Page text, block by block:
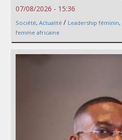
07/08/2026 - 15:36
Société, Actualité / Leadership féminin,
femme africaine